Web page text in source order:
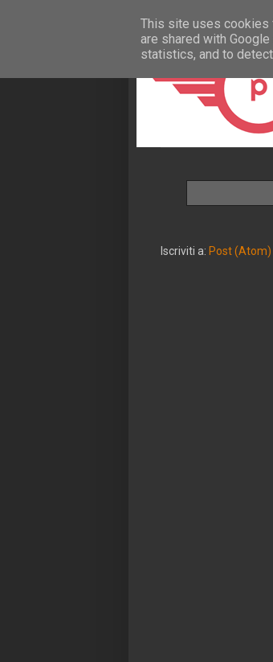
Iscriviti a: Post (Atom)
This site uses cookies
are shared with
statistics, and to